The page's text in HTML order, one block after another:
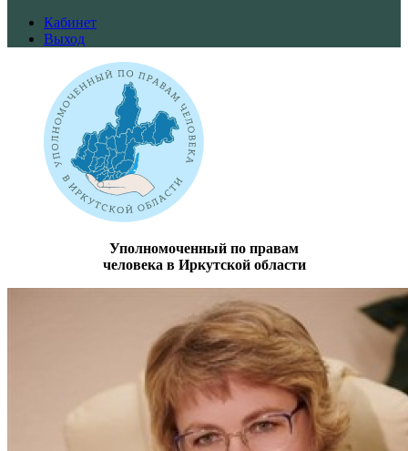
Кабинет
Выход
Уполномоченный по правам
человека в Иркутской области